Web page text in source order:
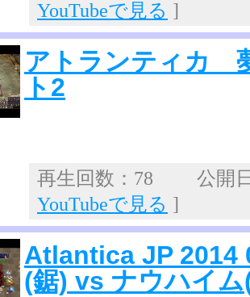
YouTubeで見る ]
アトランティカ
ト2
再生回数：78 公開
YouTubeで見る ]
Atlantica JP 2014
(鋸) vs ナウハイム